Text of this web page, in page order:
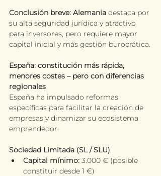
Conclusión breve: Alemania destaca por
su alta seguridad jurídica y atractivo
para inversores, pero requiere mayor
capital inicial y más gestión burocrática.
España: constitución más rápida,
menores costes – pero con diferencias
regionales
España ha impulsado reformas
específicas para facilitar la creación de
empresas y dinamizar su ecosistema
emprendedor.
Sociedad Limitada (SL / SLU)
Capital mínimo: 3.000 € (posible
constituir desde 1 €)